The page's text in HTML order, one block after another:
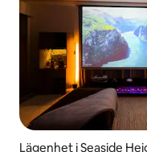
Lägenhet i Seaside